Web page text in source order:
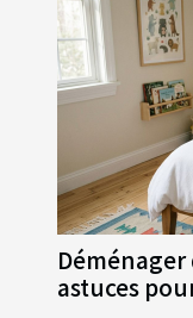
astuces